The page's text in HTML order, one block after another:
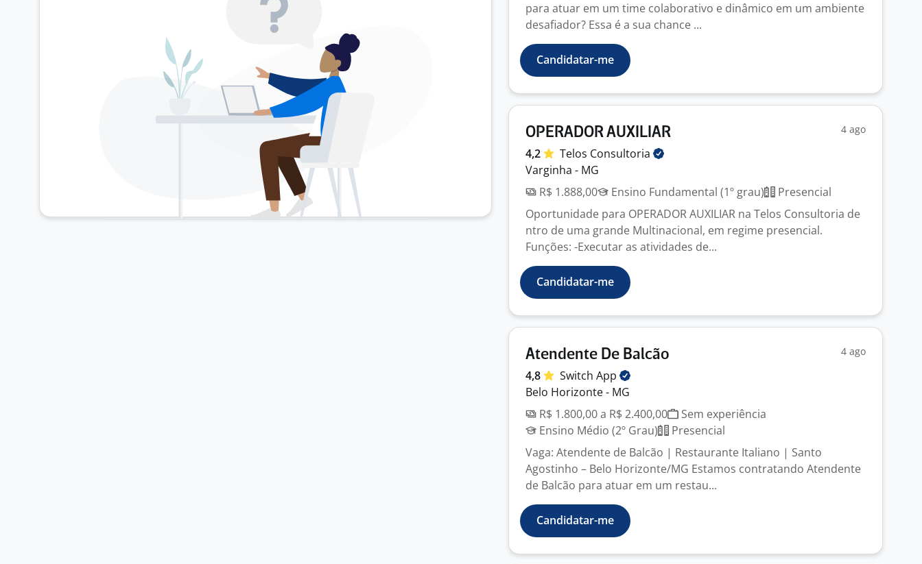
para atuar em um time colaborativo e dinâmico em um ambiente
desafiador? Essa é a sua chance ...
Candidatar-me
OPERADOR AUXILIAR 4 ago
4,2 Telos Consultoria
Varginha - MG
R$ 1.888,00
Ensino Fundamental (1º grau)
Presencial
Oportunidade para OPERADOR AUXILIAR na Telos Consultoria de
ntro de uma grande Multinacional, em regime presencial.
Funções: -Executar as atividades de...
Candidatar-me
Atendente De Balcão 4 ago
4,8 Switch App
Belo Horizonte - MG
R$ 1.800,00 a R$ 2.400,00
Sem experiência
Ensino Médio (2º Grau)
Presencial
Vaga: Atendente de Balcão | Restaurante Italiano | Santo
Agostinho – Belo Horizonte/MG Estamos contratando Atendente
de Balcão para atuar em um restau...
Candidatar-me